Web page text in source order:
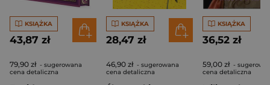
KSIĄŻKA
43,87 zł
79,90 zł - sugerowana
cena detaliczna
KSIĄŻKA
28,47 zł
46,90 zł - sugerowana
cena detaliczna
KSIĄŻKA
36,52 zł
59,00 zł -
cena detaliczna